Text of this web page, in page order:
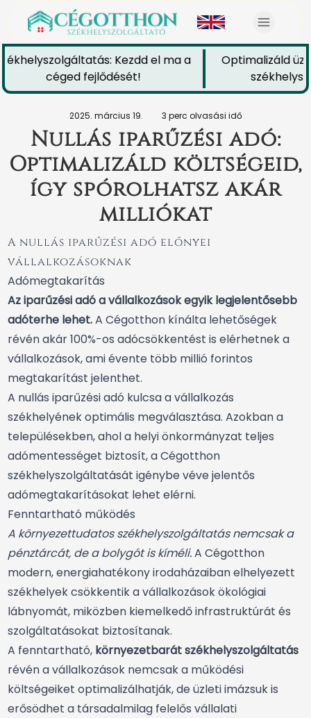
Kezdd el ma a
céged fejlődését!
Optimalizáld
2025. március 19. 3 perc olvasási idő
Nullás iparűzési adó:
Optimalizáld költségeid,
így spórolhatsz akár
milliókat
A nullás iparűzési adó előnyei
vállalkozásoknak
Adómegtakarítás
Az iparűzési adó a vállalkozások egyik legjelentősebb
adóterhe lehet.A Cégotthon kínálta lehetőségek
révén akár 100%-os adócsökkentést is elérhetnek a
vállalkozások, ami évente több millió forintos
megtakarítást jelenthet.
A nullás iparűzési adó kulcsa a vállalkozás
székhelyének optimális megválasztása. Azokban a
településekben, ahol a helyi önkormányzat teljes
adómentességet biztosít, a Cégotthon
székhelyszolgáltatását igénybe véve jelentős
adómegtakarításokat lehet elérni.
Fenntartható működés
A környezettudatos székhelyszolgáltatás nemcsak a
pénztárcát, de a bolygót is kíméli.A Cégotthon
modern, energiahatékony irodaházaiban elhelyezett
székhelyek csökkentik a vállalkozások ökológiai
lábnyomát, miközben kiemelkedő infrastruktúrát és
szolgáltatásokat biztosítanak.
A fenntartható, környezetbarát székhelyszolgáltatás
révén a vállalkozások nemcsak a működési
költségeiket optimalizálhatják, de üzleti imázsuk is
erősödhet a társadalmilag felelős vállalati